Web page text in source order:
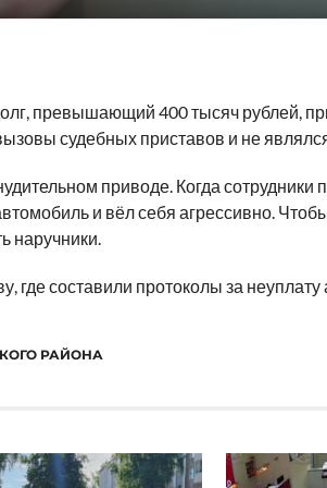
превышающий 400 тысяч рублей,
судебных приставов и не
приводе. Когда сотрудники
и вёл себя агрессивно.
наручники.
где составили протоколы за
РАЙОНА